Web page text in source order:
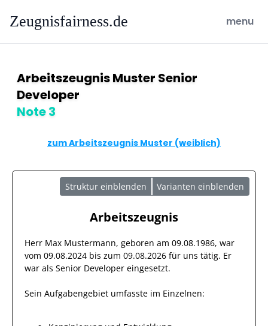
Zeugnisfairness.de open
menu
Arbeitszeugnis Muster Senior
Developer
Note 3
zum Arbeitszeugnis Muster (weiblich)
Struktur einblenden Varianten einblenden
Arbeitszeugnis
Herr Max Mustermann, geboren am 09.08.1986, war
vom 09.08.2024 bis zum 09.08.2026 für uns tätig. Er
war als Senior Developer eingesetzt.
Sein Aufgabengebiet umfasste im Einzelnen: